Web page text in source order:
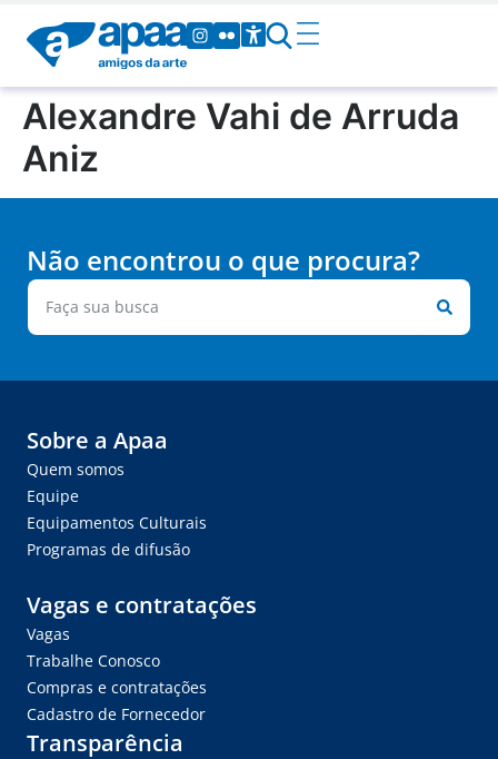
Alexandre Vahi de Arruda
Aniz
Não encontrou o que procura?
Sobre a Apaa
Quem somos
Equipe
Equipamentos Culturais
Programas de difusão
Vagas e contratações
Vagas
Trabalhe Conosco
Compras e contratações
Cadastro de Fornecedor
Transparência